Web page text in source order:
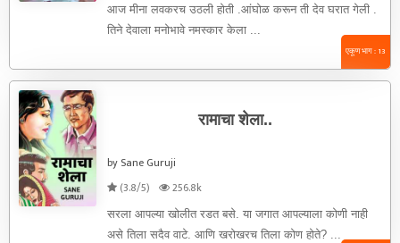
आज मीना लवकरच उठली होती .आंघोळ करून ती देव घरात गेली .
तिने देवाला मनोभावे नमस्कार केला ...
एकूण भाग : 13
रामाचा शेला..
by Sane Guruji
(3.8/5)
256.8k
सरला आपल्या खोलीत रडत बसे. या जगात आपल्याला कोणी नाही
असे तिला सदैव वाटे. आणि खरोखरच तिला कोण होते? ...